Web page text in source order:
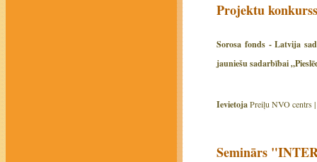
Projektu
Sorosa fonds - Latvija
jauniešu sadarbībai
IevietojaPreiļu NVO centrs |
Seminārs